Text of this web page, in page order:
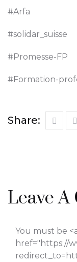
#Arfa
#solidar_suisse
#Promesse-FP
#Formation-
Share:
Leave
You must be
href="https://